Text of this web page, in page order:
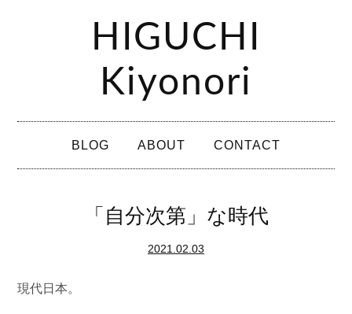
HIGUCHI
Kiyonori
イ
ー
BLOG ABOUT CONTACT
「自分次第」な時代
2021.02.03
現代日本。